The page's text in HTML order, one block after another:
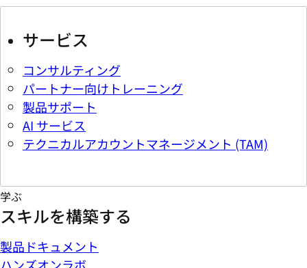
サービス
コンサルティング
パートナー向けトレーニング
製品サポート
AI サービス
テクニカルアカウントマネージメント (TAM)
学ぶ
スキルを構築する
製品ドキュメント